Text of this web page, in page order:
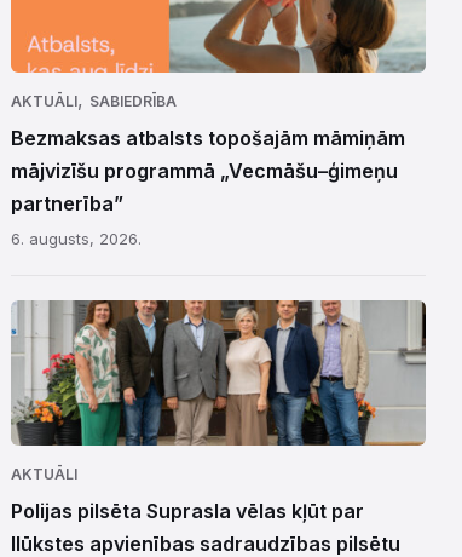
AKTUĀLI, SABIEDRĪBA
Bezmaksas atbalsts topošajām māmiņām
mājvizīšu programmā „Vecmāšu–ģimeņu
partnerība”
6. augusts, 2026.
AKTUĀLI
Polijas pilsēta Suprasla vēlas kļūt par
Ilūkstes apvienības sadraudzības pilsētu